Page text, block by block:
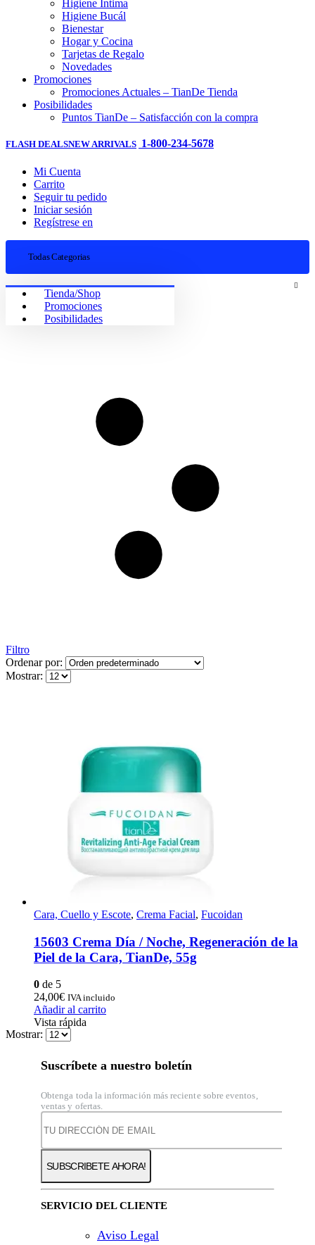
Higiene Íntima
Higiene Bucál
Bienestar
Hogar y Cocina
Tarjetas de Regalo
Novedades
Promociones
Promociones Actuales – TianDe Tienda
Posibilidades
Puntos TianDe – Satisfacción con la compra
FLASH DEALSNEW ARRIVALS 1-800-234-5678
Mi Cuenta
Carrito
Seguir tu pedido
Iniciar sesión
Regístrese en
Todas Categorias
Tienda/Shop
Promociones
Posibilidades
Filtro
Ordenar por:
Mostrar:
Cara, Cuello y Escote, Crema Facial, Fucoidan
15603 Crema Día / Noche, Regeneración de la
Piel de la Cara, TianDe, 55g
0 de 5
24,00€ IVA incluido
Añadir al carrito
Vista rápida
Mostrar:
Suscríbete a nuestro boletín
Obtenga toda la información más reciente sobre eventos,
ventas y ofertas.
SERVICIO DEL CLIENTE
Aviso Legal